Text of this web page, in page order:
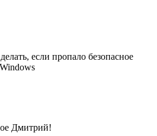
если пропало безопасное
Дмитрий!